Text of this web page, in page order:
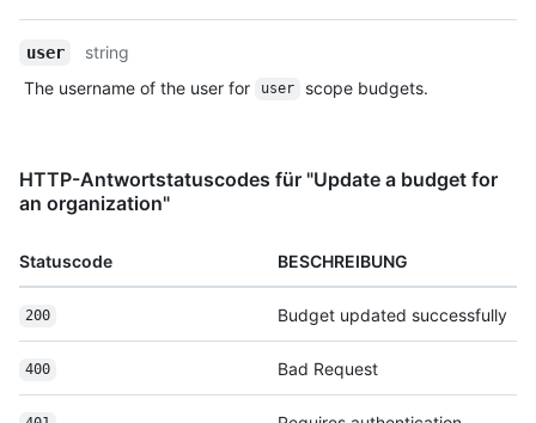
user
string
The username of the user for
user scope budgets.
HTTP-Antwortstatuscodes für "Update a budget for
an organization"
Statuscode BESCHREIBUNG
200 Budget updated successfully
400 Bad Request